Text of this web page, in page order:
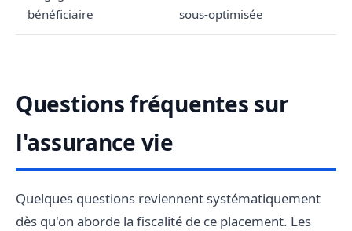
bénéficiaire
sous-optimisée
Questions fréquentes sur
l'assurance vie
Quelques questions reviennent systématiquement
dès qu'on aborde la fiscalité de ce placement. Les